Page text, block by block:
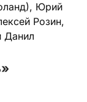
Юрий
Розин,
Данил